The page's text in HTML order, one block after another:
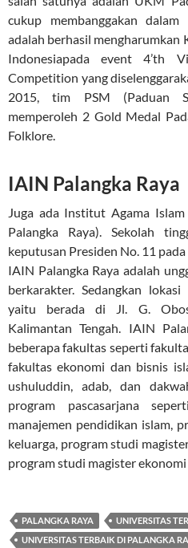
cukup membanggakan
adalah berhasil mengharumkan
Indonesiapada event 4’th
Competition yang
2015, tim PSM (Paduan
memperoleh 2 Gold Medal
Folklore.
IAIN Palangka Raya
Juga ada Institut Agama
Palangka Raya). Sekolah
keputusan Presiden No. 11
IAIN Palangka Raya adalah
berkarakter. Sedangkan
yaitu berada di Jl. G.
Kalimantan Tengah. IAIN
beberapa fakultas seperti
fakultas ekonomi dan bisnis
ushuluddin, adab, dan
program pascasarjana
manajemen pendidikan islam,
keluarga, program studi
program studi magister
PALANGKA RAYA
UNIVERSITAS
UNIVERSITAS TERBAIK DI PALANGKA